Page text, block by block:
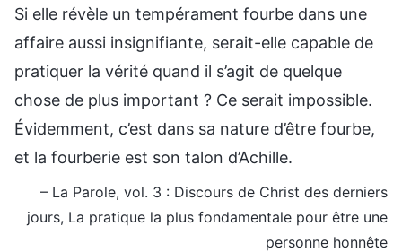
Si elle révèle un tempérament fourbe dans une
affaire aussi insignifiante, serait-elle capable de
pratiquer la vérité quand il s’agit de quelque
chose de plus important ? Ce serait impossible.
Évidemment, c’est dans sa nature d’être fourbe,
et la fourberie est son talon d’Achille.
– La Parole, vol. 3 : Discours de Christ des derniers
jours, La pratique la plus fondamentale pour être une
personne honnête